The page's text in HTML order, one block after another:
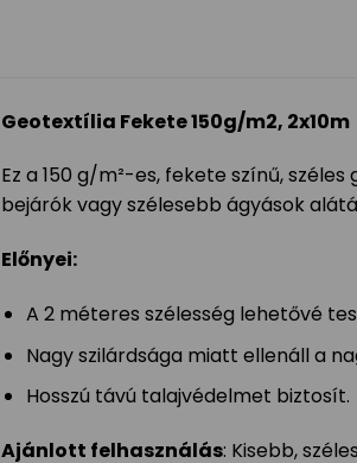
Geotextília Fekete 150g/m2, 2x10m
Ez a 150 g/m²-es, fekete színű,
bejárók vagy szélesebb ágyások
Előnyei:
A 2 méteres szélesség lehetővé
Nagy szilárdsága miatt ellenáll a
Hosszú távú talajvédelmet biztosít.
Ajánlott felhasználás: Kisebb,